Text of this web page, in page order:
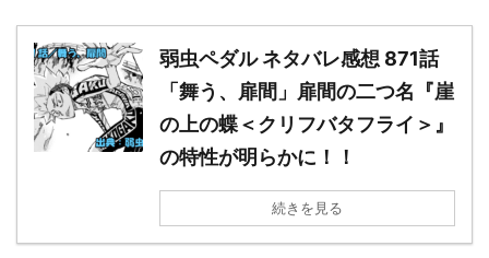
弱虫ペダル ネタバレ感想 871話
「舞う、扉間」扉間の二つ名『崖
の上の蝶＜クリフバタフライ＞』
の特性が明らかに！！
続きを見る